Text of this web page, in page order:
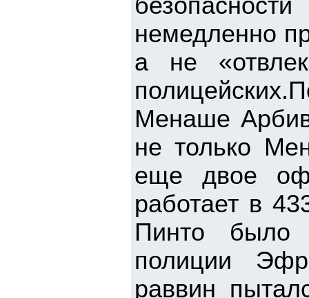
немедленно
а не
Менаше
не только
еще двое
работает в
Пинто было
полиции
раввин